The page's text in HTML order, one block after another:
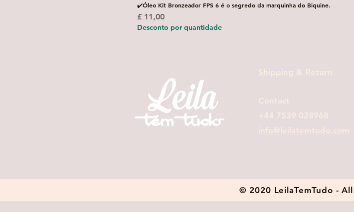
Visualização
✔️Óleo Kit Bronzeador FPS 6 é o segredo da marquinha do Biquine.
Preço
£ 11,00
Desconto por quantidade
© 2020 LeilaTemTudo -